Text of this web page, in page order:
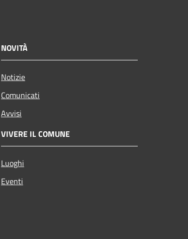
NOVITÀ
Notizie
Comunicati
Avvisi
VIVERE IL COMUNE
Luoghi
Eventi